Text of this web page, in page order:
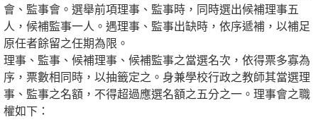
會、監事會。選舉前項理事、監事時，同時選出候補理事五
人，候補監事一人。遇理事、監事出缺時，依序遞補，以補足
原任者餘留之任期為限。
理事、監事、候補理事、候補監事之當選名次，依得票多寡為
序，票數相同時，以抽籤定之。身兼學校行政之教師其當選理
事、監事之名額，不得超過應選名額之五分之一。理事會之職
權如下：